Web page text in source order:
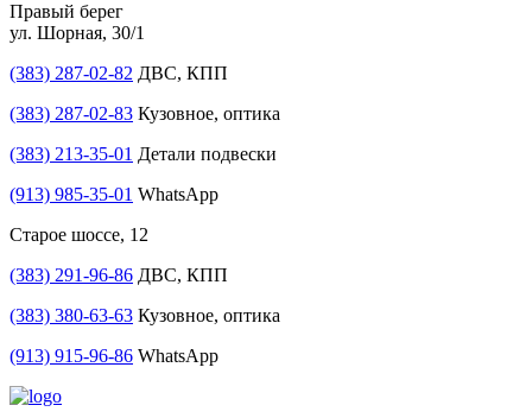
Правый берег
ул. Шорная, 30/1
(383) 287-02-82 ДВС, КПП
(383) 287-02-83 Кузовное, оптика
(383) 213-35-01 Детали подвески
(913) 985-35-01 WhatsApp
Старое шоссе, 12
(383) 291-96-86 ДВС, КПП
(383) 380-63-63 Кузовное, оптика
(913) 915-96-86 WhatsApp